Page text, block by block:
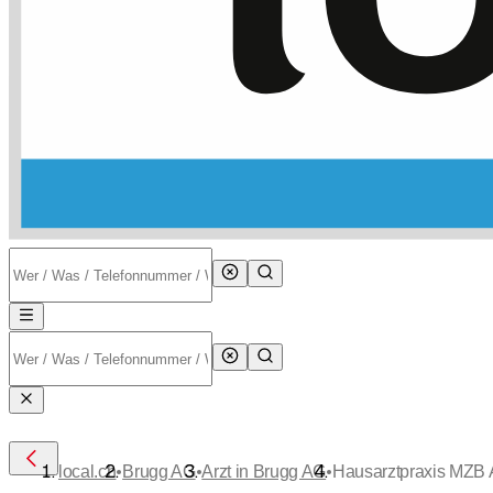
local.ch•Brugg AG•Arzt in Brugg AG•Hausarztpraxis MZB